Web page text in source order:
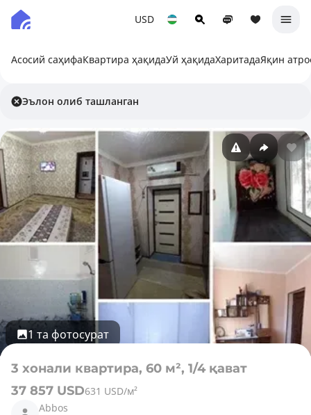
USD
Асосий саҳифаКвартира ҳақидаУй ҳақидаХаритадаЯқин
Эълон олиб ташланган
1 та фотосурат
3 хонали квартира, 60 м², 1/4 қават
37 857 USD631 USD/м²
Abbos